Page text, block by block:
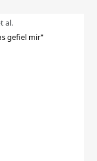
al.
gefiel mir"